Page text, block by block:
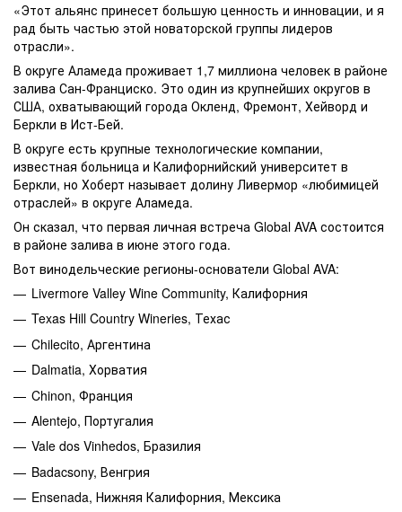
«Этот альянс принесет большую ценность и инновации, и я
рад быть частью этой новаторской группы лидеров
отрасли».
В округе Аламеда проживает 1,7 миллиона человек в районе
залива Сан-Франциско. Это один из крупнейших округов в
США, охватывающий города Окленд, Фремонт, Хейворд и
Беркли в Ист-Бей.
В округе есть крупные технологические компании,
известная больница и Калифорнийский университет в
Беркли, но Хоберт называет долину Ливермор «любимицей
отраслей» в округе Аламеда.
Он сказал, что первая личная встреча Global AVA состоится
в районе залива в июне этого года.
Вот винодельческие регионы-основатели Global AVA:
Livermore Valley Wine Community, Калифорния
Texas Hill Country Wineries, Техас
Chilecito, Аргентина
Dalmatia, Хорватия
Chinon, Франция
Alentejo, Португалия
Vale dos Vinhedos, Бразилия
Badacsony, Венгрия
Ensenada, Нижняя Калифорния, Мексика